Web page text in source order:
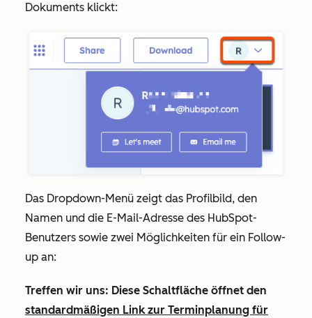
Dokuments klickt:
Das Dropdown-Menü zeigt das Profilbild, den
Namen und die E-Mail-Adresse des HubSpot-
Benutzers sowie zwei Möglichkeiten für ein Follow-
up an:
Treffen wir uns: Diese Schaltfläche öffnet den
standardmäßigen Link zur Terminplanung für